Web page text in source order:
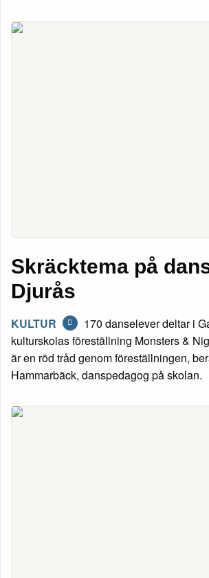
Skräcktema på
Djurås
KULTUR
170 danselever deltar i
kulturskolas föreställning Monsters &
är en röd tråd genom föreställningen,
Hammarbäck, danspedagog på skolan.